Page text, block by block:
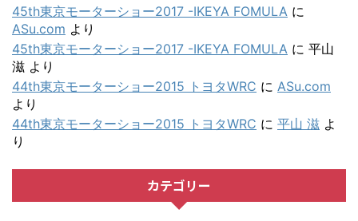
45th東京モーターショー2017 -IKEYA FOMULA に
ASu.com より
45th東京モーターショー2017 -IKEYA FOMULA に 平山
滋 より
44th東京モーターショー2015 トヨタWRC に ASu.com
より
44th東京モーターショー2015 トヨタWRC に 平山 滋 よ
り
カテゴリー